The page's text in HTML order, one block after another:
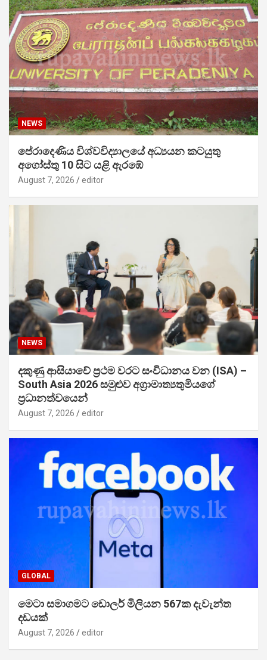
NEWS
පේරාදෙණිය විශ්වවිද්‍යාලයේ අධ්‍යයන කටයුතු
අගෝස්තු 10 සිට යළි ඇරඹේ
August 7, 2026 editor
NEWS
දකුණු ආසියාවේ ප්‍රථම වරට සංවිධානය වන (ISA) –
South Asia 2026 සමුළුව අග්‍රාමාත්‍යතුමියගේ
ප්‍රධානත්වයෙන්
August 7, 2026 editor
GLOBAL
මෙටා සමාගමට ඩොලර් මිලියන 567ක දැවැන්ත
දඩයක්
August 7, 2026 editor